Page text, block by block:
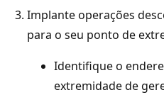
Implante operações
para o seu ponto de
Identifique o
extremidade de